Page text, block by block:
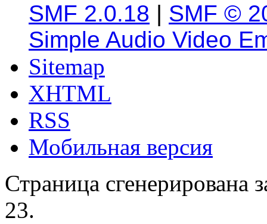
SMF 2.0.18 | SMF ©
Simple Audio Video
Sitemap
XHTML
RSS
Мобильная версия
Страница сгенерирована
23.